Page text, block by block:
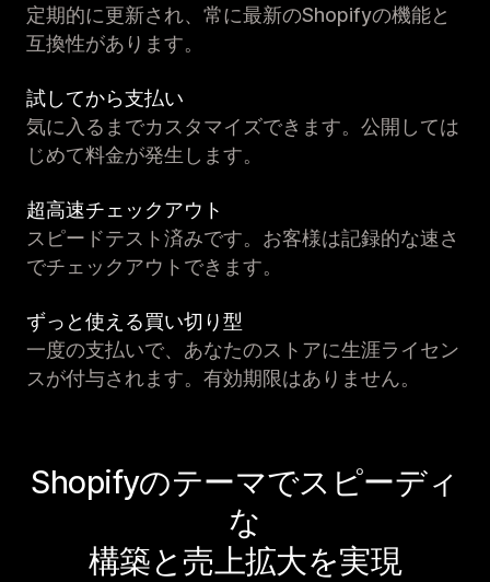
定期的に更新され、常に最新のShopifyの機能と
互換性があります。
試してから支払い
気に入るまでカスタマイズできます。公開しては
じめて料金が発生します。
超高速チェックアウト
スピードテスト済みです。お客様は記録的な速さ
でチェックアウトできます。
ずっと使える買い切り型
一度の支払いで、あなたのストアに生涯ライセン
スが付与されます。有効期限はありません。
Shopifyのテーマでスピーディ
な
構築と売上拡大を実現